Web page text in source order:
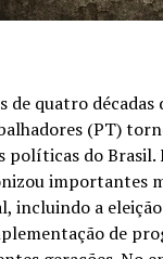
de quatro décadas
(PT)
políticas do Brasil.
importantes
incluindo a
de